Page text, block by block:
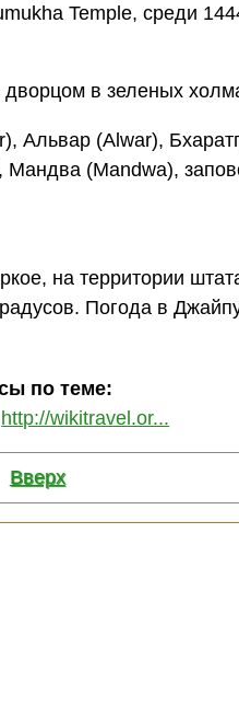
Temple, среди
в зеленых
Альвар (Alwar),
(Mandwa),
на территории
Погода в
по теме:
http://wikitravel.or...
Вверх